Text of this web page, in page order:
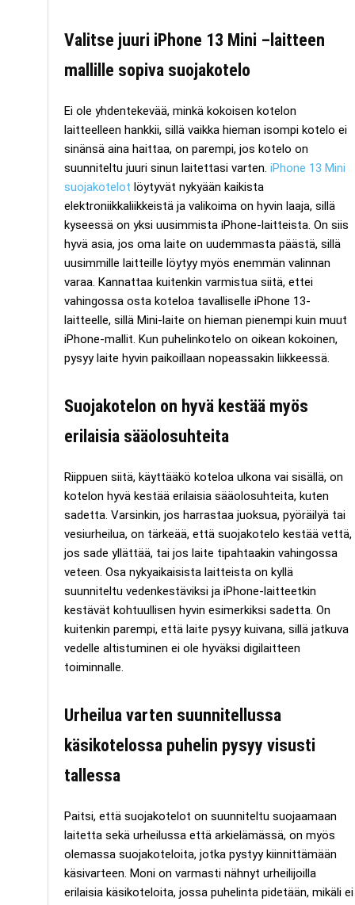
Valitse juuri iPhone 13 Mini –laitteen
mallille sopiva suojakotelo
Ei ole yhdentekevää, minkä kokoisen kotelon
laitteelleen hankkii, sillä vaikka hieman isompi kotelo ei
sinänsä aina haittaa, on parempi, jos kotelo on
suunniteltu juuri sinun laitettasi varten. iPhone 13 Mini
suojakotelot löytyvät nykyään kaikista
elektroniikkaliikkeistä ja valikoima on hyvin laaja, sillä
kyseessä on yksi uusimmista iPhone-laitteista. On siis
hyvä asia, jos oma laite on uudemmasta päästä, sillä
uusimmille laitteille löytyy myös enemmän valinnan
varaa. Kannattaa kuitenkin varmistua siitä, ettei
vahingossa osta koteloa tavalliselle iPhone 13-
laitteelle, sillä Mini-laite on hieman pienempi kuin muut
iPhone-mallit. Kun puhelinkotelo on oikean kokoinen,
pysyy laite hyvin paikoillaan nopeassakin liikkeessä.
Suojakotelon on hyvä kestää myös
erilaisia sääolosuhteita
Riippuen siitä, käyttääkö koteloa ulkona vai sisällä, on
kotelon hyvä kestää erilaisia sääolosuhteita, kuten
sadetta. Varsinkin, jos harrastaa juoksua, pyöräilyä tai
vesiurheilua, on tärkeää, että suojakotelo kestää vettä,
jos sade yllättää, tai jos laite tipahtaakin vahingossa
veteen. Osa nykyaikaisista laitteista on kyllä
suunniteltu vedenkestäviksi ja iPhone-laitteetkin
kestävät kohtuullisen hyvin esimerkiksi sadetta. On
kuitenkin parempi, että laite pysyy kuivana, sillä jatkuva
vedelle altistuminen ei ole hyväksi digilaitteen
toiminnalle.
Urheilua varten suunnitellussa
käsikotelossa puhelin pysyy visusti
tallessa
Paitsi, että suojakotelot on suunniteltu suojaamaan
laitetta sekä urheilussa että arkielämässä, on myös
olemassa suojakoteloita, jotka pystyy kiinnittämään
käsivarteen. Moni on varmasti nähnyt urheilijoilla
erilaisia käsikoteloita, jossa puhelinta pidetään, mikäli ei